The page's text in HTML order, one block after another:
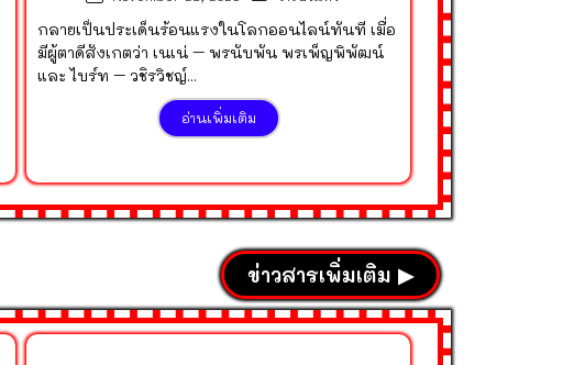
กลายเป็นประเด็นร้อนแรงในโลกออนไลน์ทันที เมื่อ
มีผู้ตาดีสังเกตว่า เนเน่ – พรนับพัน พรเพ็ญพิพัฒน์
และ ไบร์ท – วชิรวิชญ์...
อ่านเพิ่มเติม
ข่าวสารเพิ่มเติม ▶